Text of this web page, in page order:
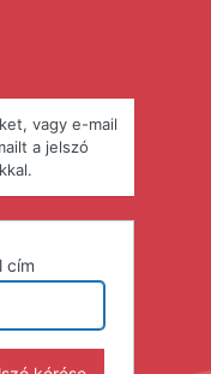
vagy e-mail
a jelszó
cím